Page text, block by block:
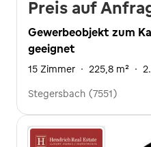
Preis auf
Gewerbeobjekt zum
geeignet
15 Zimmer · 225,8 m² ·
Stegersbach (7551)